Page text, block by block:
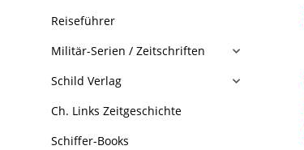
Reiseführer
Militär-Serien / Zeitschriften
Schild Verlag
Ch. Links Zeitgeschichte
Schiffer-Books